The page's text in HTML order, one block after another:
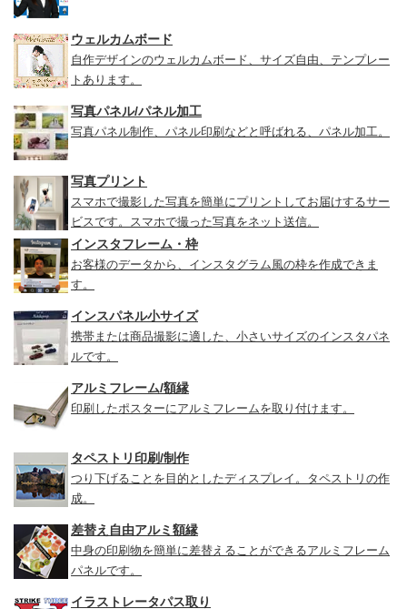
ウェルカムボード
自作デザインのウェルカムボード、サイズ自由、テンプレー
トあります。
写真パネル/パネル加工
写真パネル制作、パネル印刷などと呼ばれる、パネル加工。
写真プリント
スマホで撮影した写真を簡単にプリントしてお届けするサー
ビスです。スマホで撮った写真をネット送信。
インスタフレーム・枠
お客様のデータから、インスタグラム風の枠を作成できま
す。
インスパネル小サイズ
携帯または商品撮影に適した、小さいサイズのインスタパネ
ルです。
アルミフレーム/額縁
印刷したポスターにアルミフレームを取り付けます。
タペストリ印刷/制作
つり下げることを目的としたディスプレイ。タペストリの作
成。
差替え自由アルミ額縁
中身の印刷物を簡単に差替えることができるアルミフレーム
パネルです。
イラストレータパス取り